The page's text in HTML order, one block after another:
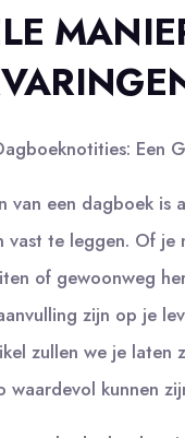
Een
van een dagboek is
vast te leggen. Of
of gewoonweg
zijn op je
zullen we je laten
waardevol kunnen